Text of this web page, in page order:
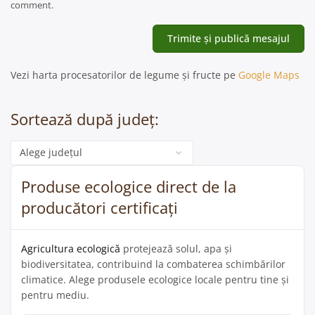
comment.
Vezi harta procesatorilor de legume și fructe pe Google Maps
Sortează după județ:
Categorie
Produse ecologice direct de la
producători certificați
Agricultura ecologică protejează solul, apa și
biodiversitatea, contribuind la combaterea schimbărilor
climatice. Alege produsele ecologice locale pentru tine și
pentru mediu.